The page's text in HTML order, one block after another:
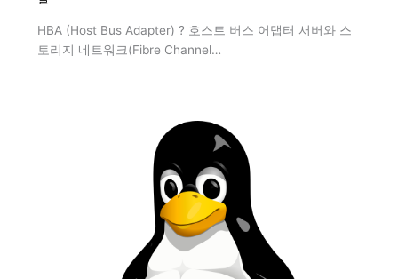
HBA (Host Bus Adapter) ? 호스트 버스 어댑터 서버와 스
토리지 네트워크(Fibre Channel…